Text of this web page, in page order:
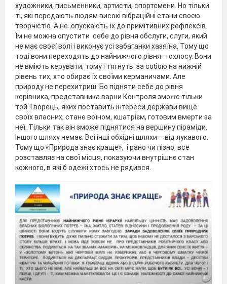
художники, письменники, артисти, спортсмени. Но тільки
ті, які передають людям високі вібраційні стани своєю
творчістю. А не опускають їх до примітивних рефлексів.
Їм не можна опустити себе до рівня обслуги, слуги, який
не має своєї волі і виконує усі забаганки хазяїна. Тому що
тоді вони переходять до найнижчого рівня – охлосу. Вони
не вміють керувати, тому і тягнуть за собою на нижній
рівень тих, хто обирає їх своїми керманичами. Але
природу не перехитриш. Бо підняти себе до рівня
керівника, представника варни Контроля зможе тільки
той Творець, яких поставить інтереси держави вище
своїх власних, стане воїном, кшатрієм, готовим вмерти за
неї. Тільки так він зможе піднятися на вершину піраміди.
Іншого шляху немає. Всі інші обхідні шляхи – від лукавого.
Тому що «Природа знає краще», і рано чи пізно, все
розставляє на свої місця, показуючи внутрішнє стан
кожного, в які б одежі хтось не рядився.